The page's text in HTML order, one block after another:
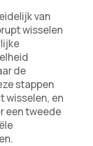
van
wisselen
de
stappen
wisselen, en
een tweede